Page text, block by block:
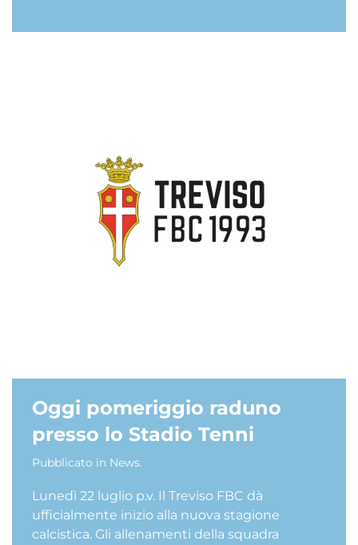
Oggi pomeriggio raduno
presso lo Stadio Tenni
Pubblicato in News.
Lunedì 22 luglio p.v. Il Treviso FBC dà
ufficialmente inizio alla nuova stagione
calcistica. Gli allenamenti della squadra